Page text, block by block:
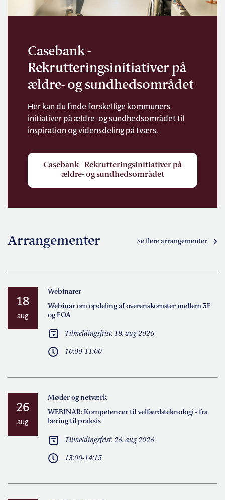
Casebank -
Rekrutteringsinitiativer på
ældre- og sundhedsområdet
Her kan du finde forskellige kommuners
initiativer på ældre- og sundhedsområdet til
inspiration og vidensdeling på tværs.
Casebank - Rekrutteringsinitiativer på
ældre- og sundhedsområdet
Arrangementer Se flere arrangementer
18
aug
Webinarer
Webinar om opdeling af overenskomster mellem 3F
og FOA
Tilmeldingsfrist: 18. aug 2026
10:00-11:00
26
aug
Møder og netværk
WEBINAR: Kompetencer til velfærdsteknologi - fra
læring til praksis
Tilmeldingsfrist: 26. aug 2026
13:00-14:15